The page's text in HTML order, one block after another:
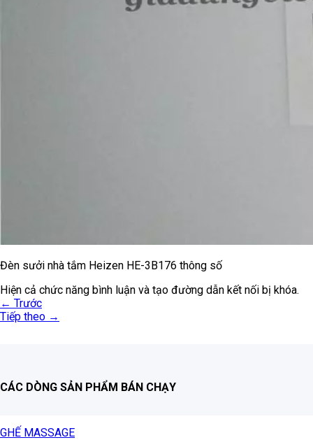
Đèn sưởi nhà tắm Heizen HE-3B176 thông số
Hiện cả chức năng bình luận và tạo đường dẫn kết nối bị khóa.
← Trước
Tiếp theo →
CÁC DÒNG SẢN PHẨM BÁN CHẠY
GHẾ MASSAGE